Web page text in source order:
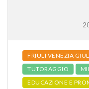
FRIULI VENEZIA
TUTORAGGIO
EDUCAZIONE E